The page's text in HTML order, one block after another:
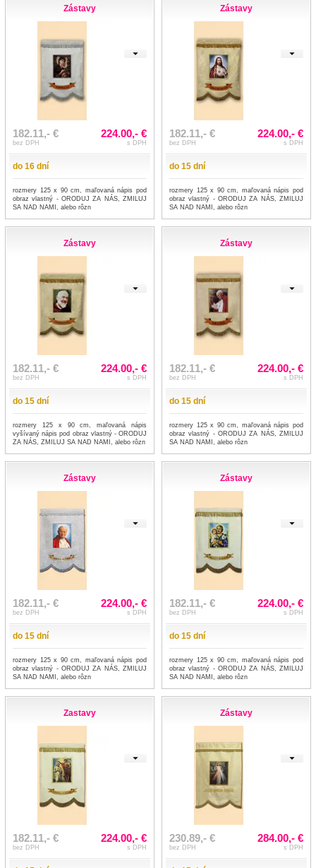
Zástavy
182.11,- €
bez DPH
224.00,- €
s DPH
do 16 dní
rozmery 125 x 90 cm, maľovaná nápis pod
obraz vlastný - ORODUJ ZA NÁS, ZMILUJ
SA NAD NAMI, alebo rôzn
Zástavy
182.11,- €
bez DPH
224.00,- €
s DPH
do 15 dní
rozmery 125 x 90 cm, maľovaná nápis pod
obraz vlastný - ORODUJ ZA NÁS, ZMILUJ
SA NAD NAMI, alebo rôzn
Zástavy
182.11,- €
bez DPH
224.00,- €
s DPH
do 15 dní
rozmery 125 x 90 cm, maľovaná nápis
vyšívaný nápis pod obraz vlastný - ORODUJ
ZA NÁS, ZMILUJ SA NAD NAMI, alebo rôzn
Zástavy
182.11,- €
bez DPH
224.00,- €
s DPH
do 15 dní
rozmery 125 x 90 cm, maľovaná nápis pod
obraz vlastný - ORODUJ ZA NÁS, ZMILUJ
SA NAD NAMI, alebo rôzn
Zástavy
182.11,- €
bez DPH
224.00,- €
s DPH
do 15 dní
rozmery 125 x 90 cm, maľovaná nápis pod
obraz vlastný - ORODUJ ZA NÁS, ZMILUJ
SA NAD NAMI, alebo rôzn
Zástavy
182.11,- €
bez DPH
224.00,- €
s DPH
do 15 dní
rozmery 125 x 90 cm, maľovaná nápis pod
obraz vlastný - ORODUJ ZA NÁS, ZMILUJ
SA NAD NAMI, alebo rôzn
Zastavy
182.11,- €
bez DPH
224.00,- €
s DPH
Zástavy
230.89,- €
bez DPH
284.00,- €
s DPH